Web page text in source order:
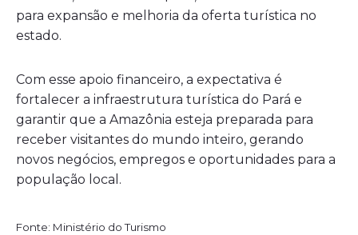
para expansão e melhoria da oferta turística no
estado.
Com esse apoio financeiro, a expectativa é
fortalecer a infraestrutura turística do Pará e
garantir que a Amazônia esteja preparada para
receber visitantes do mundo inteiro, gerando
novos negócios, empregos e oportunidades para a
população local.
Fonte: Ministério do Turismo